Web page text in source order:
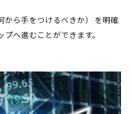
から手をつけるべきか） を明確
へ進むことができます。